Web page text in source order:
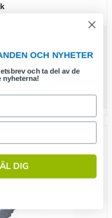
OCH NYHETER
och ta del av de
nyheterna!
DIG